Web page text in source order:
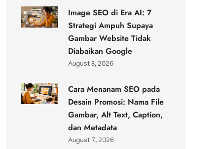
Image SEO di Era AI: 7
Strategi Ampuh Supaya
Gambar Website Tidak
Diabaikan Google
August 8, 2026
Cara Menanam SEO pada
Desain Promosi: Nama File
Gambar, Alt Text, Caption,
dan Metadata
August 7, 2026